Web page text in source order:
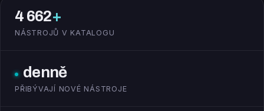
4 662+
NÁSTROJŮ V KATALOGU
denně
PŘIBÝVAJÍ NOVÉ NÁSTROJE